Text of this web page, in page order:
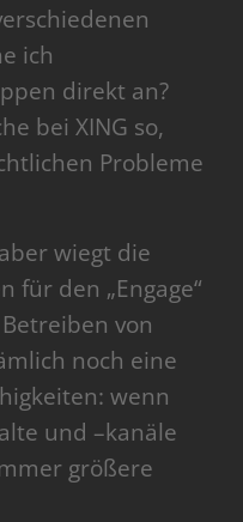
ich
direkt an?
bei XING so,
Probleme
wiegt die
für den „Engage“
von
noch eine
wenn
und –kanäle
größere